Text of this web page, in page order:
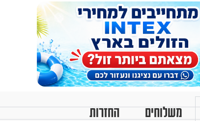
משלוחים החזרות